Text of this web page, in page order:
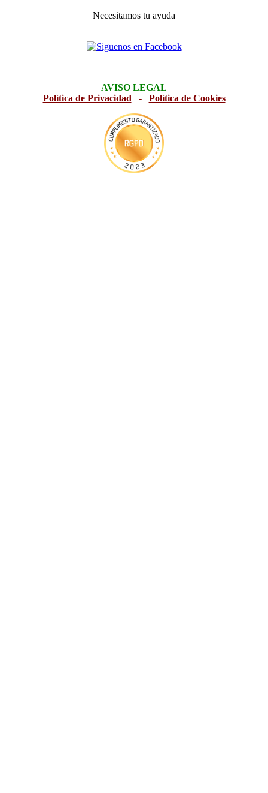
Necesitamos tu ayuda
AVISO LEGAL
Política de Privacidad - Política de Cookies